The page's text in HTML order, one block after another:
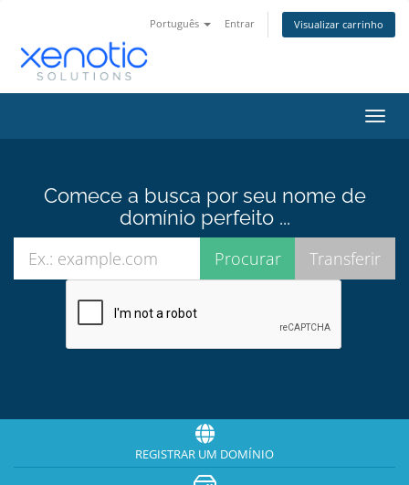
Português Entrar Visualizar carrinho
Comece a busca por seu nome de
domínio perfeito ...
REGISTRAR UM DOMÍNIO